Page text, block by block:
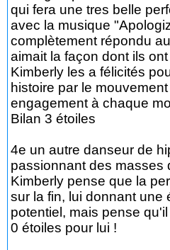
qui fera une tres belle
avec la musique
complètement répondu
aimait la façon dont ils
Kimberly les a félicités
histoire par le
engagement à chaque
Bilan 3 étoiles
4e un autre danseur de
passionnant des masses
Kimberly pense que la
sur la fin, lui donnant une
potentiel, mais pense
0 étoiles pour lui !